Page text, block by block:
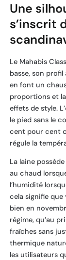
Une
s’inscrit
Le Mahabis
basse, son profil
en font un
proportions et
effets de style.
le pied sans le
cent pour cent
régule la
La laine
au chaud
l’humidité
cela signifie
bien en
régime, qu’au
fraîches sans
thermique
les utilisateurs